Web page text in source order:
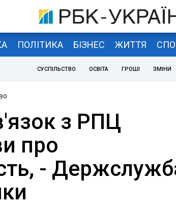
ПОЛІТИКА БІЗНЕС ЖИТТЯ
СУСПІЛЬСТВО ОСВІТА ГРОШІ ЗМІНИ
з РПЦ
про
-